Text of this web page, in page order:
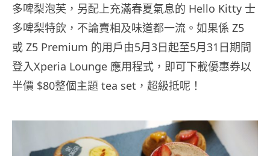
多啤梨泡芙，另配上充滿春夏氣息的 Hello Kitty 士
多啤梨特飲，不論賣相及味道都一流。如果係 Z5
或 Z5 Premium 的用戶由5月3日起至5月31日期間
登入Xperia Lounge 應用程式，即可下載優惠券以
半價 $80整個主題 tea set，超級抵呢！